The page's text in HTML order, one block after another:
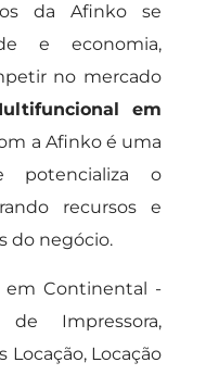
da Afinko se
e economia,
no mercado
em
a Afinko é uma
potencializa o
recursos e
do negócio.
em Continental -
Impressora,
Locação